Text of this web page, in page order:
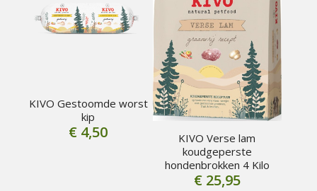
KIVO Gestoomde worst
kip
€ 4,50
KIVO Verse lam
koudgeperste
hondenbrokken 4 Kilo
€25,95